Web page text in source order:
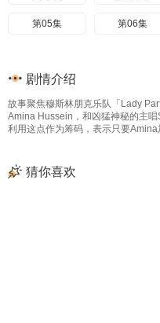
第05集 第06集
剧情介绍
故事聚焦穆斯林朋克乐队「Lady
Amina Hussein，和凶猛神秘的主
利用这点作为筹码，表示只要
猜你喜欢